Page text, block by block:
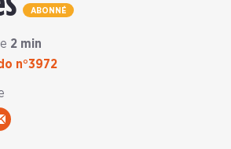
ABONNÉ
2 min
n°3972